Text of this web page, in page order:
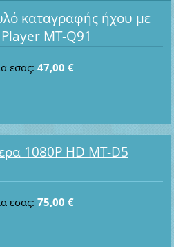
καταγραφής ήχου με
MT-Q91
εσας: 47,00 €
1080P HD MT-D5
εσας: 75,00 €